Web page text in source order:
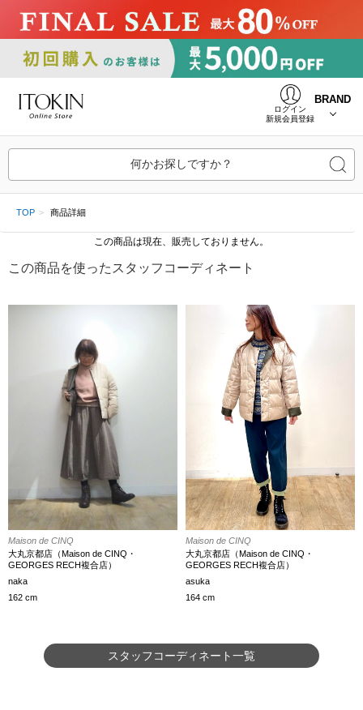
ログイン
新規会員登録
BRAND
何かお探しですか？
TOP 商品詳細
この商品は現在、販売しておりません。
この商品を使ったスタッフコーディネート
Maison de CINQ
大丸京都店（Maison de CINQ・
GEORGES RECH複合店）
naka
162 cm
Maison de CINQ
大丸京都店（Maison de CINQ・
GEORGES RECH複合店）
asuka
164 cm
スタッフコーディネート一覧